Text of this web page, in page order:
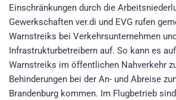
Einschränkungen durch die
Gewerkschaften ver.di und EVG rufen
Warnstreiks bei Verkehrsunternehmen und
Infrastrukturbetreibern auf. So kann es
Warnstreiks im öffentlichen Nahverkehr
Behinderungen bei der An- und Abreise
Brandenburg kommen. Im Flugbetrieb